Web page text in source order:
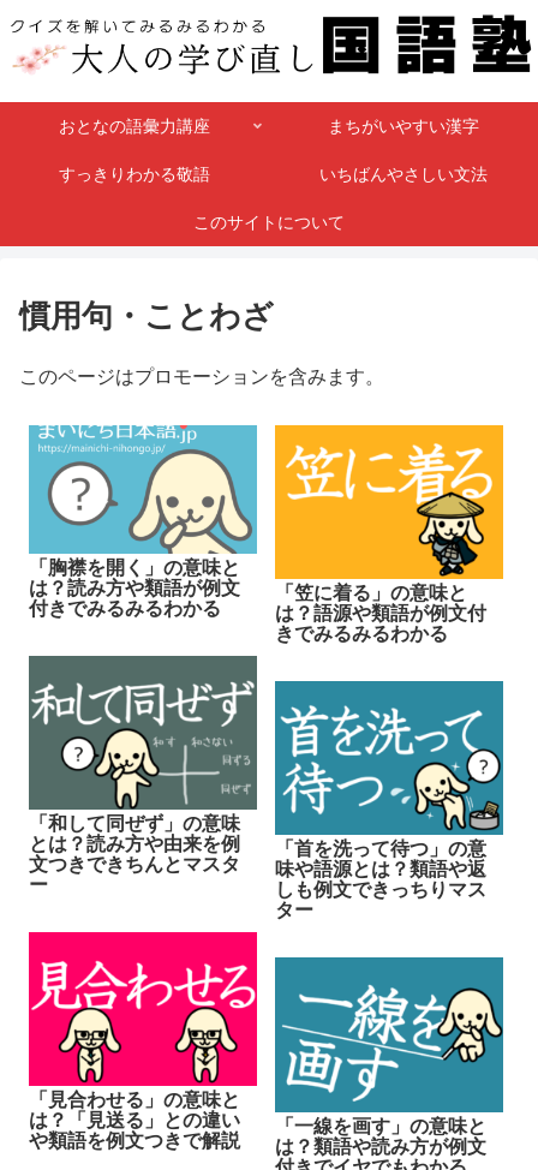
おとなの語彙力講座 まちがいやすい漢字
すっきりわかる敬語 いちばんやさしい文法
このサイトについて
慣用句・ことわざ
このページはプロモーションを含みます。
「胸襟を開く」の意味と
は？読み方や類語が例文
付きでみるみるわかる
「笠に着る」の意味と
は？語源や類語が例文付
きでみるみるわかる
「和して同ぜず」の意味
とは？読み方や由来を例
文つきできちんとマスタ
ー
「首を洗って待つ」の意
味や語源とは？類語や返
しも例文できっちりマス
ター
「見合わせる」の意味と
は？「見送る」との違い
や類語を例文つきで解説
「一線を画す」の意味と
は？類語や読み方が例文